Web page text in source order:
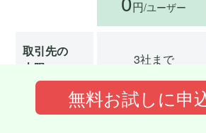
円/ユーザー
取引先の
上限
3社まで
ユーザーの
1人まで
無料お試しに申